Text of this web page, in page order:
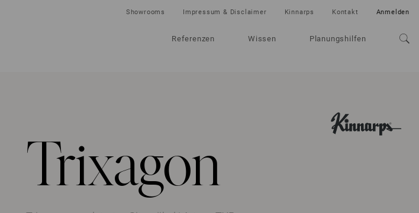
Referenzen Wissen Planungshilfen
Showrooms Impressum & Disclaimer Kinnarps Kontakt Anmelden
Trixagon